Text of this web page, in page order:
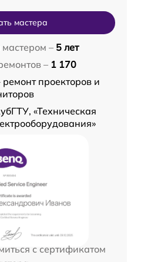
мастера
– 5 лет
– 1 170
ремонт проекторов и
«Техническая
с сертификатом